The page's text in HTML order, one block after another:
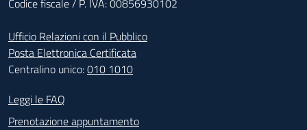
Ufficio Relazioni con il Pubblico
Posta Elettronica Certificata
Centralino unico:010 1010
Footer - Contatti
Leggi le FAQ
Prenotazione appuntamento